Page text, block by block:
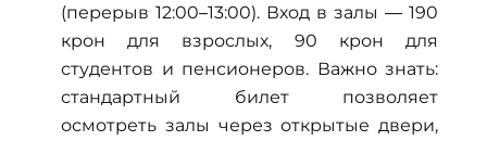
(перерыв 12:00–13:00). Вход в залы — 190
крон для взрослых, 90 крон для
студентов и пенсионеров. Важно знать:
стандартный билет позволяет
осмотреть залы через открытые двери,